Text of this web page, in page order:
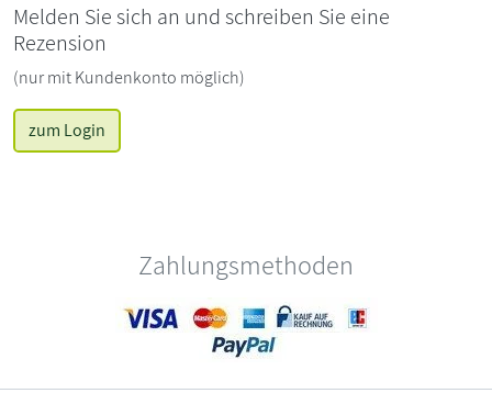
Melden Sie sich an und schreiben Sie eine
Rezension
(nur mit Kundenkonto möglich)
zum Login
Zahlungsmethoden